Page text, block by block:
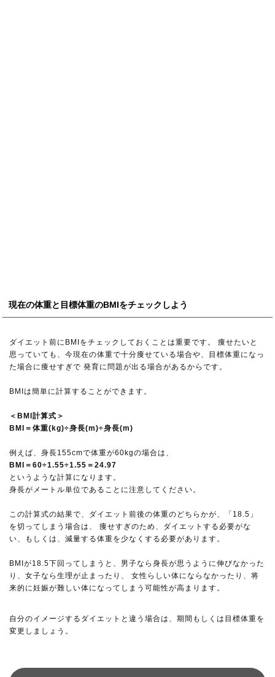
現在の体重と目標体重のBMIをチェックしよう
ダイエット前にBMIをチェックしておくことは重要です。 痩せたいと
思っていても、今現在の体重で十分痩せている場合や、目標体重になっ
た場合に痩せすぎで 発育に問題が出る場合があるからです。
BMIは簡単に計算することができます。
＜BMI計算式＞
BMI＝体重(kg)÷身長(m)÷身長(m)
例えば、身長155cmで体重が60kgの場合は、
BMI＝60÷1.55÷1.55＝24.97
というような計算になります。
身長がメートル単位であることに注意してください。
この計算式の結果で、ダイエット前後の体重のどちらかが、「18.5」
を切ってしまう場合は、 痩せすぎのため、ダイエットする必要がな
い、もしくは、減量する体重を少なくする必要があります。
BMIが18.5下回ってしまうと、男子なら身長が思うように伸びなかった
り、女子なら生理が止まったり、 女性らしい体にならなかったり、将
来的に妊娠が難しい体になってしまう可能性が高まります。
自分のイメージするダイエットと違う場合は、期間もしくは目標体重を
変更しましょう。